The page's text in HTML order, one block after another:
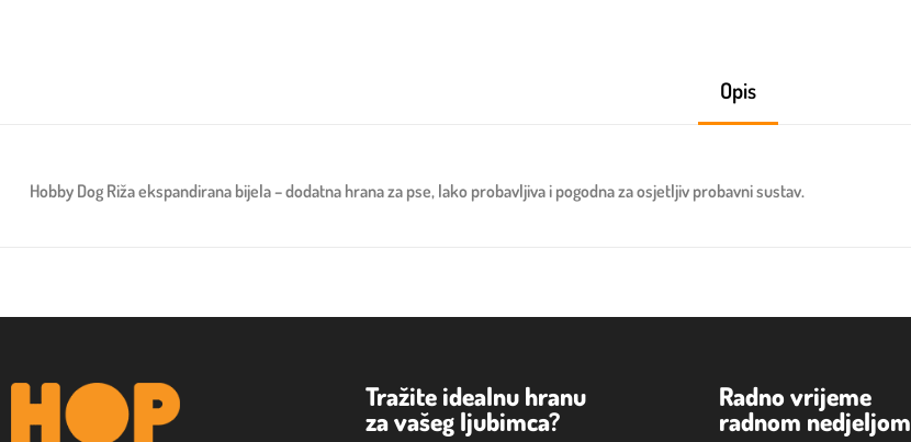
Opis
Hobby Dog Riža ekspandirana bijela – dodatna hrana za pse, lako probavljiva i pogodna za osjetljiv probavni sustav.
Tražite idealnu hranu
za vašeg ljubimca?
Radno vrijeme
radnom nedjeljom